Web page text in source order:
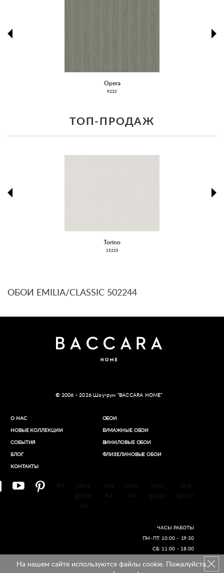
Opera
9232
ТОП-ПРОДАЖ
Torino
15225
ОБОИ EMILIA/CLASSIC 502244
© 2006 - 2026 Шоу-рум “BACCARA HOME”
О НАС
НОВЫЕ КОЛЛЕКЦИИ
СОБЫТИЯ
БЛОГ
КОНТАКТЫ
ОБОИ
БУМАЖНЫЕ ОБОИ
ВИНИЛОВЫЕ ОБОИ​
ФЛИЗЕЛИНОВЫЕ ОБОИ
ЧАСЫ РАБОТЫ
ПН–ПТ: 10:00 – 19:30
СБ: 11:00 – 18:00
Создание сайтов
На нашем сайте используются файлы cookie. Пожалуйста,